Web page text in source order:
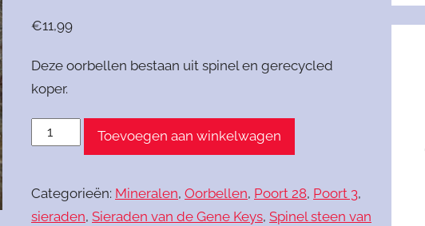
€11,99
Deze oorbellen bestaan uit spinel en gerecycled
koper.
Oorbellen
spiraal
aantal
Toevoegen aan winkelwagen
Categorieën: Mineralen,Oorbellen, Poort 28, Poort 3,
sieraden,Sieraden van de Gene Keys,Spinel steen van